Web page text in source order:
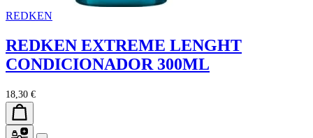
REDKEN
REDKEN EXTREME LENGHT
CONDICIONADOR 300ML
18,30 €